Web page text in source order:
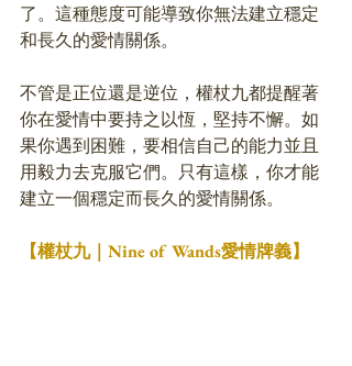
了。這種態度可能導致你無法建立穩定
和長久的愛情關係。
不管是正位還是逆位，權杖九都提醒著
你在愛情中要持之以恆，堅持不懈。如
果你遇到困難，要相信自己的能力並且
用毅力去克服它們。只有這樣，你才能
建立一個穩定而長久的愛情關係。
【權杖九｜Nine of Wands愛情牌義】